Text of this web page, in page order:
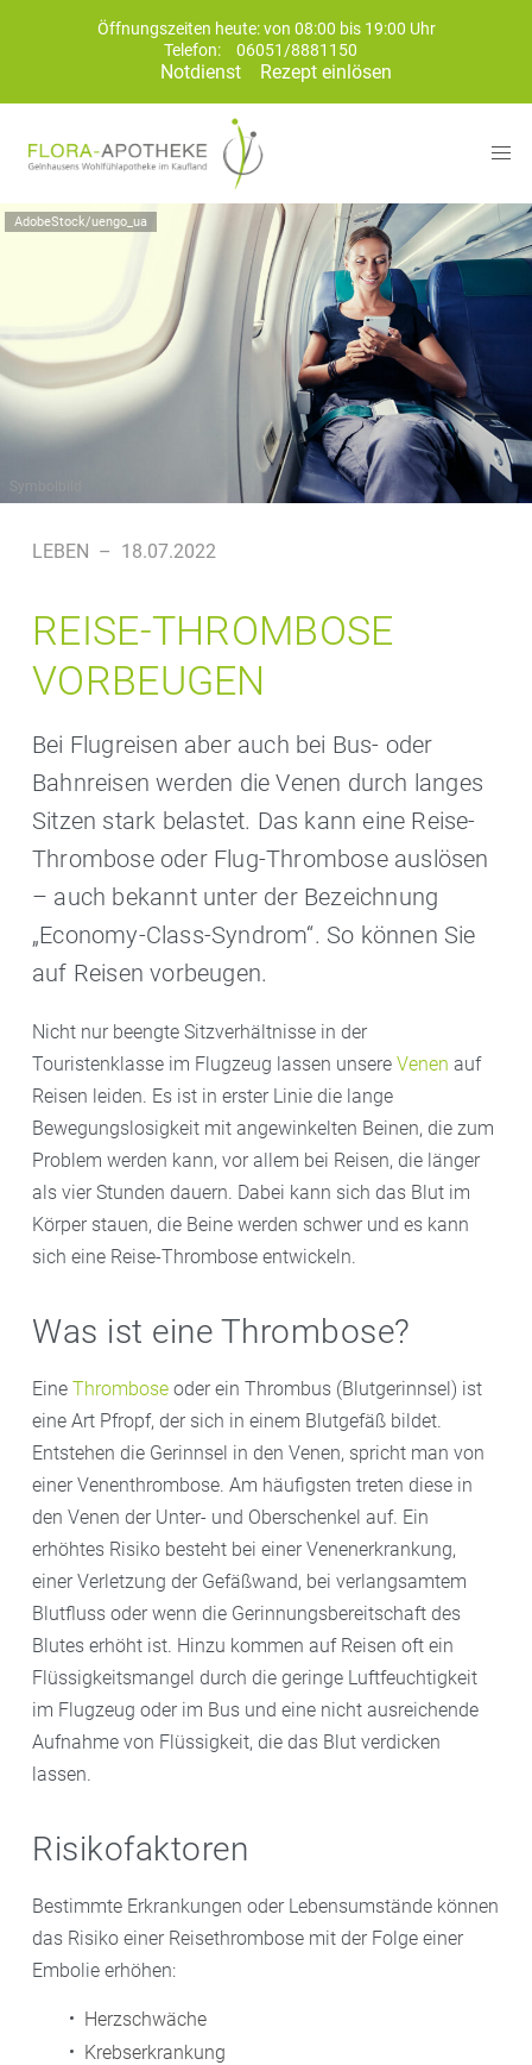
Öffnungszeiten heute: von 08:00 bis 19:00 Uhr
Telefon:
06051/8881150
Notdienst Rezept einlösen
AdobeStock/uengo_ua
Symbolbild
LEBEN – 18.07.2022
REISE-THROMBOSE
VORBEUGEN
Bei Flugreisen aber auch bei Bus- oder
Bahnreisen werden die Venen durch langes
Sitzen stark belastet. Das kann eine Reise-
Thrombose oder Flug-Thrombose auslösen
– auch bekannt unter der Bezeichnung
„Economy-Class-Syndrom“. So können Sie
auf Reisen vorbeugen.
Nicht nur beengte Sitzverhältnisse in der
Touristenklasse im Flugzeug lassen unsere Venen auf
Reisen leiden. Es ist in erster Linie die lange
Bewegungslosigkeit mit angewinkelten Beinen, die zum
Problem werden kann, vor allem bei Reisen, die länger
als vier Stunden dauern. Dabei kann sich das Blut im
Körper stauen, die Beine werden schwer und es kann
sich eine Reise-Thrombose entwickeln.
Was ist eine Thrombose?
Eine Thrombose oder ein Thrombus (Blutgerinnsel) ist
eine Art Pfropf, der sich in einem Blutgefäß bildet.
Entstehen die Gerinnsel in den Venen, spricht man von
einer Venenthrombose. Am häufigsten treten diese in
den Venen der Unter- und Oberschenkel auf. Ein
erhöhtes Risiko besteht bei einer Venenerkrankung,
einer Verletzung der Gefäßwand, bei verlangsamtem
Blutfluss oder wenn die Gerinnungsbereitschaft des
Blutes erhöht ist. Hinzu kommen auf Reisen oft ein
Flüssigkeitsmangel durch die geringe Luftfeuchtigkeit
im Flugzeug oder im Bus und eine nicht ausreichende
Aufnahme von Flüssigkeit, die das Blut verdicken
lassen.
Risikofaktoren
Bestimmte Erkrankungen oder Lebensumstände können
das Risiko einer Reisethrombose mit der Folge einer
Embolie erhöhen:
Herzschwäche
Krebserkrankung